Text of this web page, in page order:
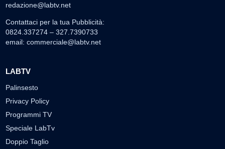
redazione@labtv.net
Contattaci per la tua Pubblicità:
0824.337274 – 327.7390733
email: commerciale@labtv.net
LABTV
Palinsesto
Privacy Policy
Programmi TV
Speciale LabTv
Doppio Taglio